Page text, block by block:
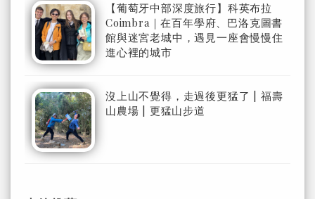
【葡萄牙中部深度旅行】科英布拉
Coimbra｜在百年學府、巴洛克圖書
館與迷宮老城中，遇見一座會慢慢住
進心裡的城市
沒上山不覺得，走過後更猛了 | 福壽
山農場 | 更猛山步道